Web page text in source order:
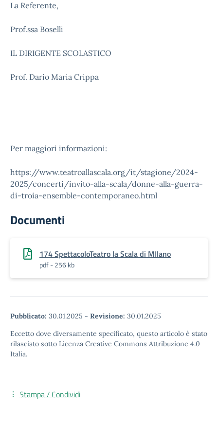
La Referente,
Prof.ssa Boselli
IL DIRIGENTE SCOLASTICO
Prof. Dario Maria Crippa
Per maggiori informazioni:
https://www.teatroallascala.org/it/stagione/2024-
2025/concerti/invito-alla-scala/donne-alla-guerra-
di-troia-ensemble-contemporaneo.html
Documenti
174 SpettacoloTeatro la Scala di MIlano
pdf - 256 kb
Pubblicato: 30.01.2025 - Revisione: 30.01.2025
Eccetto dove diversamente specificato, questo articolo è stato
rilasciato sotto Licenza Creative Commons Attribuzione 4.0
Italia.
Stampa / Condividi